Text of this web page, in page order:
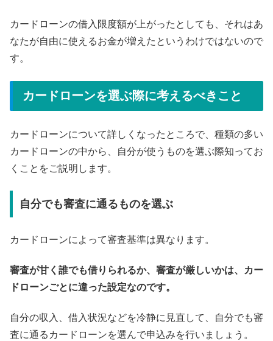
カードローンの借入限度額が上がったとしても、それはあ
なたが自由に使えるお金が増えたというわけではないので
す。
カードローンを選ぶ際に考えるべきこと
カードローンについて詳しくなったところで、種類の多い
カードローンの中から、自分が使うものを選ぶ際知ってお
くことをご説明します。
自分でも審査に通るものを選ぶ
カードローンによって審査基準は異なります。
審査が甘く誰でも借りられるか、審査が厳しいかは、カー
ドローンごとに違った設定なのです。
自分の収入、借入状況などを冷静に見直して、自分でも審
査に通るカードローンを選んで申込みを行いましょう。